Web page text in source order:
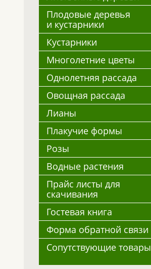
Плодовые деревья
и кустарники
Кустарники
Многолетние цветы
Однолетняя рассада
Овощная рассада
Лианы
Плакучие формы
Розы
Водные растения
Прайс листы для
скачивания
Гостевая книга
Форма обратной связи
Сопутствующие товары